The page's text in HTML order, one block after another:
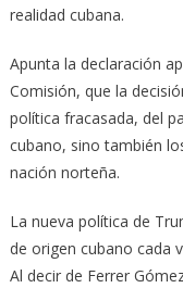
realidad cubana.
Apunta la declaración
Comisión, que la
política fracasada, del
cubano, sino también
nación norteña.
La nueva política de
de origen cubano cada
Al decir de Ferrer